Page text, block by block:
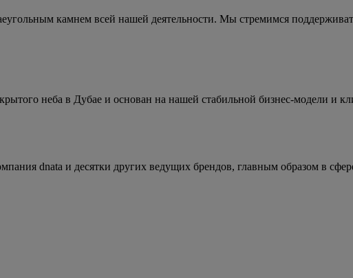
камнем всей нашей деятельности. Мы стремимся
неба в Дубае и основан на нашей стабильной бизнес-модели и
dnata и десятки других ведущих брендов, главным образом в